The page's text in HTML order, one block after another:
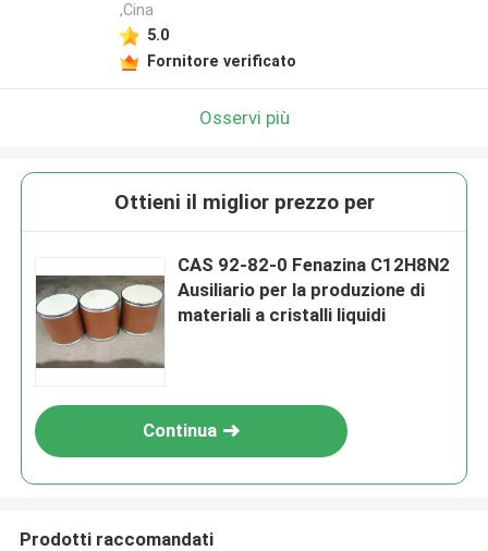
,Cina
5.0
Fornitore verificato
Osservi più
Ottieni il miglior prezzo per
CAS 92-82-0 Fenazina C12H8N2
Ausiliario per la produzione di
materiali a cristalli liquidi
Continua
Prodotti raccomandati